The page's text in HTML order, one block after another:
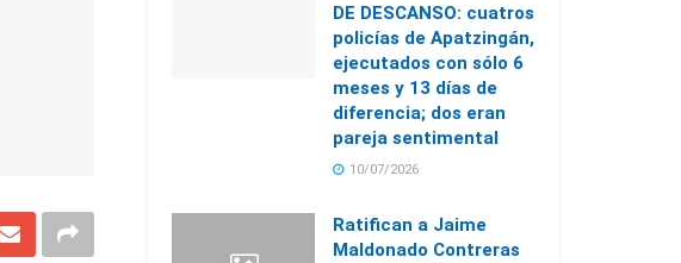
DE DESCANSO: cuatros
policías de Apatzingán,
ejecutados con sólo 6
meses y 13 días de
diferencia; dos eran
pareja sentimental
10/07/2026
Ratifican a Jaime
Maldonado Contreras